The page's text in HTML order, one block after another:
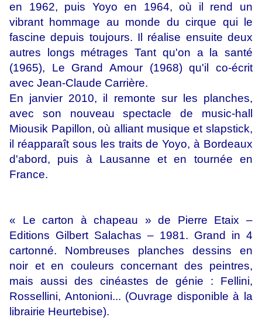
en 1962, puis Yoyo en 1964, où il rend un
vibrant hommage au monde du cirque qui le
fascine depuis toujours. Il réalise ensuite deux
autres longs métrages Tant qu'on a la santé
(1965), Le Grand Amour (1968) qu'il co-écrit
avec Jean-Claude Carrière.
En janvier 2010, il remonte sur les planches,
avec son nouveau spectacle de music-hall
Miousik Papillon, où alliant musique et slapstick,
il réapparaît sous les traits de Yoyo, à Bordeaux
d'abord, puis à Lausanne et en tournée en
France.
« Le carton à chapeau » de Pierre Etaix –
Editions Gilbert Salachas – 1981. Grand in 4
cartonné. Nombreuses planches dessins en
noir et en couleurs concernant des peintres,
mais aussi des cinéastes de génie : Fellini,
Rossellini, Antonioni... (Ouvrage disponible à la
librairie Heurtebise).